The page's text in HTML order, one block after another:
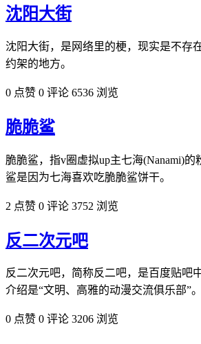
沈阳大街
沈阳大街，是网络里的梗，现实是不存
约架的地方。
0 点赞 0 评论 6536 浏览
脆脆鲨
脆脆鲨，指v圈虚拟up主七海(Nanami)
鲨是因为七海喜欢吃脆脆鲨饼干。
2 点赞 0 评论 3752 浏览
反二次元吧
反二次元吧，简称反二吧，是百度贴吧
介绍是“文明、高雅的动漫交流俱乐部”。
0 点赞 0 评论 3206 浏览